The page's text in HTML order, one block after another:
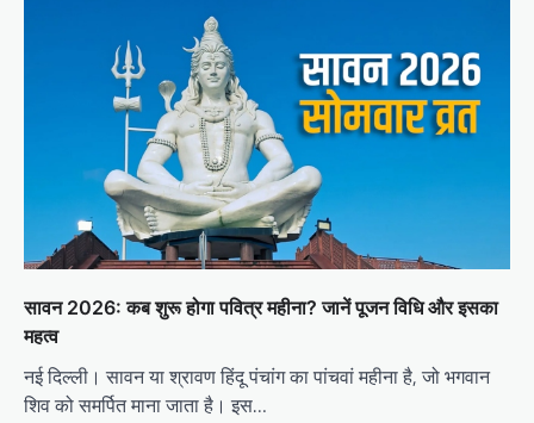
सावन 2026: कब शुरू होगा पवित्र महीना? जानें पूजन विधि और इसका
महत्व
नई दिल्ली। सावन या श्रावण हिंदू पंचांग का पांचवां महीना है, जो भगवान
शिव को समर्पित माना जाता है। इस…